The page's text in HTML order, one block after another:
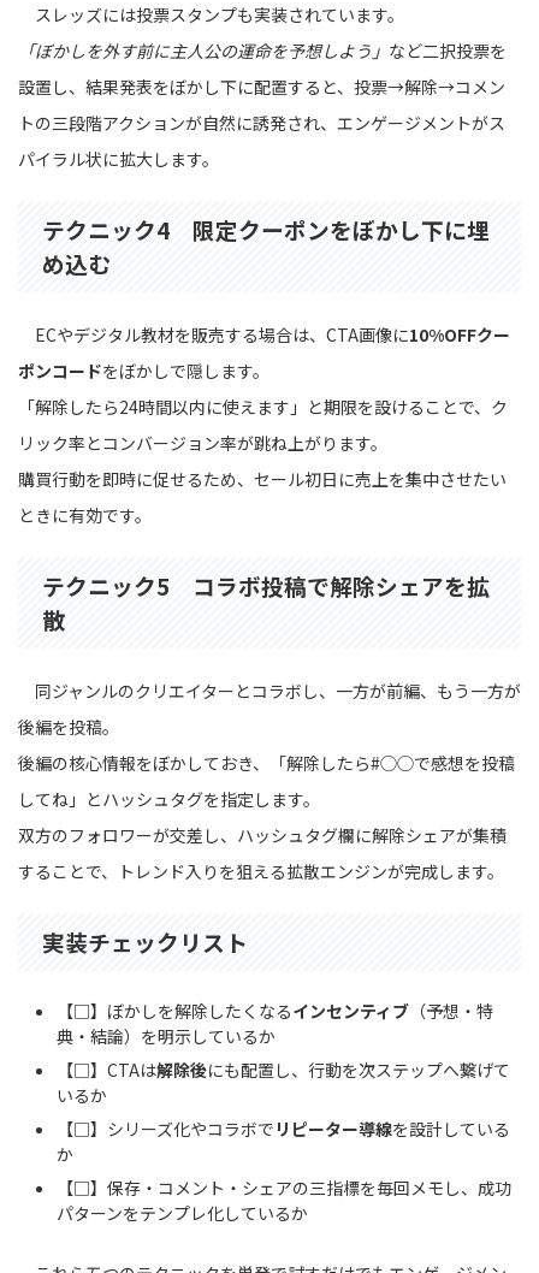
スレッズには投票スタンプも実装されています。
「ぼかしを外す前に主人公の運命を予想しよう」 など二択投票を
設置し、結果発表をぼかし下に配置すると、投票→解除→コメン
トの三段階アクションが自然に誘発され、エンゲージメントがス
パイラル状に拡大します。
テクニック4 限定クーポンをぼかし下に埋
め込む
ECやデジタル教材を販売する場合は、CTA画像に10%OFFクー
ポンコードをぼかしで隠します。
「解除したら24時間以内に使えます」と期限を設けることで、ク
リック率とコンバージョン率が跳ね上がります。
購買行動を即時に促せるため、セール初日に売上を集中させたい
ときに有効です。
テクニック5 コラボ投稿で解除シェアを拡
散
同ジャンルのクリエイターとコラボし、一方が前編、もう一方が
後編を投稿。
後編の核心情報をぼかしておき、「解除したら#◯◯で感想を投稿
してね」とハッシュタグを指定します。
双方のフォロワーが交差し、ハッシュタグ欄に解除シェアが集積
することで、トレンド入りを狙える拡散エンジンが完成します。
実装チェックリスト
【□】ぼかしを解除したくなるインセンティブ （予想・特
典・結論）を明示しているか
【□】CTAは解除後にも配置し、行動を次ステップへ繋げて
いるか
【□】シリーズ化やコラボで リピーター導線を設計している
か
【□】保存・コメント・シェアの三指標を毎回メモし、成功
パターンをテンプレ化しているか